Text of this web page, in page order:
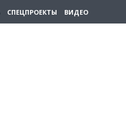
СПЕЦПРОЕКТЫ ВИДЕО